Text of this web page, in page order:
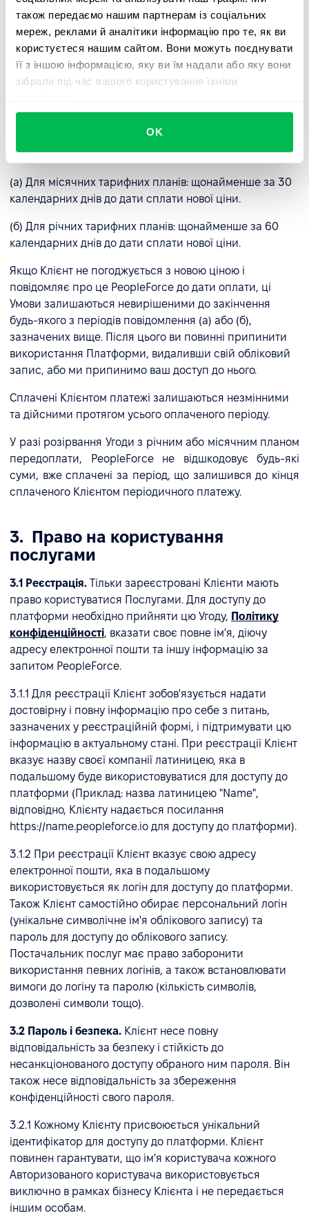
також передаємо нашим партнерам із соціальних
мереж, реклами й аналітики інформацію про те, як ви
користуєтеся нашим сайтом. Вони можуть поєднувати
її з іншою інформацією, яку ви їм надали або яку вони
зібрали під час вашого користування їхніми
OK
заборгованість.
(a) За умови письмового повідомлення Клієнта з
наданням Клієнту 14-денного строку (після останнього
дня строку сплати) для здійснення повної оплати
право змінювати ці умови та тарифи, за умови
попереднього інформування Клієнта:
(а) Для місячних тарифних планів: щонайменше за 30
календарних днів до дати сплати нової ціни.
(б) Для річних тарифних планів: щонайменше за 60
календарних днів до дати сплати нової ціни.
Якщо Клієнт не погоджується з новою ціною і
повідомляє про це PeopleForce до дати оплати, ці
Умови залишаються невирішеними до закінчення
будь-якого з періодів повідомлення (а) або (б),
зазначених вище. Після цього ви повинні припинити
використання Платформи, видаливши свій обліковий
запис, або ми припинимо ваш доступ до нього.
Сплачені Клієнтом платежі залишаються незмінними
та дійсними протягом усього оплаченого періоду.
У разі розірвання Угоди з річним або місячним планом
передоплати, PeopleForce не відшкодовує будь-які
суми, вже сплачені за період, що залишився до кінця
сплаченого Клієнтом періодичного платежу.
3. Право на користування
послугами
3.1 Реєстрація. Тільки зареєстровані Клієнти мають
право користуватися Послугами. Для доступу до
платформи необхідно прийняти цю Угоду, Політику
конфіденційності, вказати своє повне ім'я, діючу
адресу електронної пошти та іншу інформацію за
запитом PeopleForce.
3.1.1 Для реєстрації Клієнт зобов'язується надати
достовірну і повну інформацію про себе з питань,
зазначених у реєстраційній формі, і підтримувати цю
інформацію в актуальному стані. При реєстрації Клієнт
вказує назву своєї компанії латиницею, яка в
подальшому буде використовуватися для доступу до
платформи (Приклад: назва латиницею "Name",
відповідно, Клієнту надається посилання
https://name.peopleforce.io для доступу до платформи).
3.1.2 При реєстрації Клієнт вказує свою адресу
електронної пошти, яка в подальшому
використовується як логін для доступу до платформи.
Також Клієнт самостійно обирає персональний логін
(унікальне символічне ім'я облікового запису) та
пароль для доступу до облікового запису.
Постачальник послуг має право заборонити
використання певних логінів, а також встановлювати
вимоги до логіну та паролю (кількість символів,
дозволені символи тощо).
3.2 Пароль і безпека. Клієнт несе повну
відповідальність за безпеку і стійкість до
несанкціонованого доступу обраного ним пароля. Він
також несе відповідальність за збереження
конфіденційності свого пароля.
3.2.1 Кожному Клієнту присвоюється унікальний
ідентифікатор для доступу до платформи. Клієнт
повинен гарантувати, що ім'я користувача кожного
Авторизованого користувача використовується
виключно в рамках бізнесу Клієнта і не передається
іншим особам.